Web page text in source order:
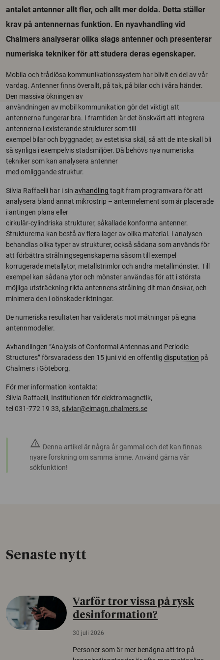
antalet antenner allt fler, och allt mer dolda. Detta ställer
krav på antennernas funktion. En nyavhandling vid
Chalmers analyserar olika slags antenner och presenterar
numeriska tekniker för att studera deras egenskaper.
Mobila och trådlösa kommunikationssystem har blivit en del av vår
vardag. Antenner finns överallt, på tak, på bilar och i våra händer.
Den massiva ökningen av
användningen av mobil kommunikation gör det viktigt att
antennerna fungerar bra. I framtiden är det önskvärt att integrera
antennerna i existerande strukturer som till
exempel bilar och byggnader, av estetiska skäl, så att de inte skall bli
så synliga i exempelvis stadsmiljöer. Då behövs nya numeriska
tekniker som kan analysera antenner
med omliggande struktur.
Silvia Raffaelli har i sin avhandling tagit fram programvara för att
analysera bland annat mikrostrip – antennelement som är placerade
i antingen plana eller
cirkulär-cylindriska strukturer, såkallade konforma antenner.
Strukturerna kan bestå av flera lager av olika material. I analysen
behandlas olika typer av strukturer, också sådana som används för
att förbättra strålningsegenskaperna såsom till exempel
korrugerade metallytor, metallstrimlor och andra metallmönster. Till
exempel kan sådana ytor och mönster användas för att i största
möjliga utsträckning rikta antennens strålning dit man önskar, och
minimera den i oönskade riktningar.
De numeriska resultaten har validerats mot mätningar på egna
antennmodeller.
Avhandlingen ”Analysis of Conformal Antennas and Periodic
Structures” försvaradess den 15 juni vid en offentlig disputation på
Chalmers i Göteborg.
För mer information kontakta:
Silvia Raffaelli, Institutionen för elektromagnetik,
tel 031-772 19 33, silviar@elmagn.chalmers.se
warning Denna artikel är några år gammal och det kan finnas
nyare forskning om samma ämne. Använd gärna vår
sökfunktion!
Senaste nytt
Varför tror vissa på rysk
desinformation?
30 juli 2026
Personer som är mer benägna att tro på